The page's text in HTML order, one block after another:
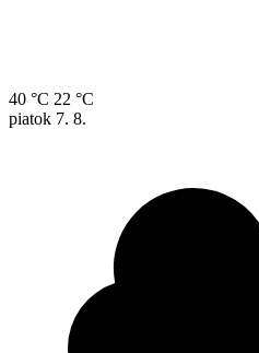
40 °C 22 °C
piatok 7. 8.